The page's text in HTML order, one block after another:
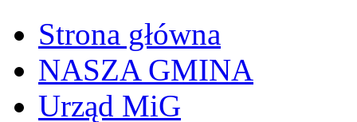
Strona główna
NASZA GMINA
Urząd MiG